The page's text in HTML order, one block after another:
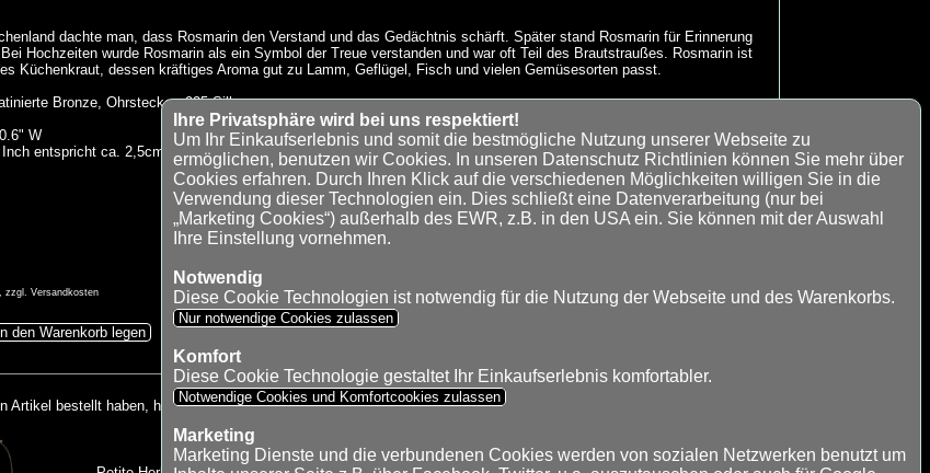
Ihre Privatsphäre wird bei uns respektiert!
Um Ihr Einkaufserlebnis und somit die bestmögliche Nutzung unserer Webseite zu
ermöglichen, benutzen wir Cookies. In unseren Datenschutz Richtlinien können Sie mehr über
Cookies erfahren. Durch Ihren Klick auf die verschiedenen Möglichkeiten willigen Sie in die
Verwendung dieser Technologien ein. Dies schließt eine Datenverarbeitung (nur bei
„Marketing Cookies“) außerhalb des EWR, z.B. in den USA ein. Sie können mit der Auswahl
Ihre Einstellung vornehmen.
Notwendig
Diese Cookie Technologien ist notwendig für die Nutzung der Webseite und des Warenkorbs.
Nur notwendige Cookies zulassen
Komfort
Diese Cookie Technologie gestaltet Ihr Einkaufserlebnis komfortabler.
Notwendige Cookies und Komfortcookies zulassen
Marketing
Marketing Dienste und die verbundenen Cookies werden von sozialen Netzwerken benutzt um
dachte man, dass Rosmarin den Verstand und das Gedächtnis schärft. Später stand Rosmarin für Erinnerung
Hochzeiten wurde Rosmarin als ein Symbol der Treue verstanden und war oft Teil des Brautstraußes. Rosmarin ist
Küchenkraut, dessen kräftiges Aroma gut zu Lamm, Geflügel, Fisch und vielen Gemüsesorten passt.
Bronze, Ohrstecker: 925 Silber
W
Inch entspricht ca. 2,5cm
zzgl. Versandkosten
den Warenkorb legen
Artikel bestellt haben, haben auch folgenden Artikel bestellt: